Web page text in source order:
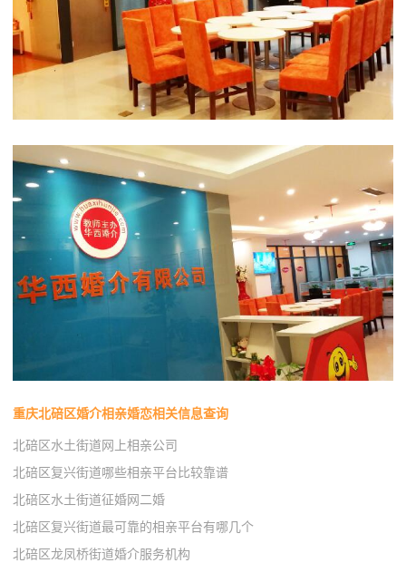
重庆北碚区婚介相亲婚恋相关信息查询
北碚区水土街道网上相亲公司
北碚区复兴街道哪些相亲平台比较靠谱
北碚区水土街道征婚网二婚
北碚区复兴街道最可靠的相亲平台有哪几个
北碚区龙凤桥街道婚介服务机构